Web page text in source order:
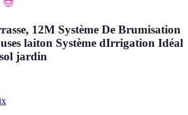
12M Système De Brumisation
laiton Système dIrrigation Idéal
jardin